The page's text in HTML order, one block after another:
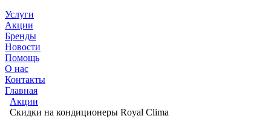
Услуги
Акции
Бренды
Новости
Помощь
О нас
Контакты
Главная
Акции
Скидки на кондиционеры Royal Clima